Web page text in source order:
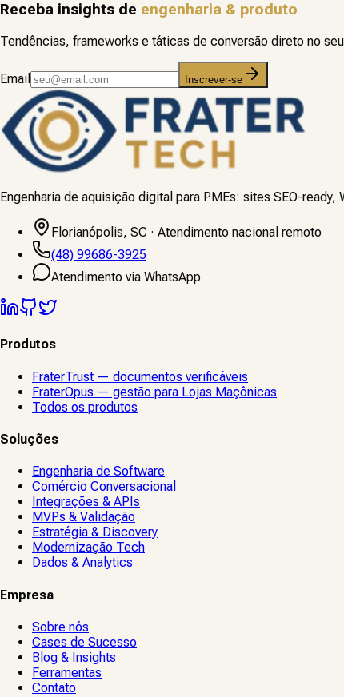
Receba insights de engenharia & produto
Tendências, frameworks e táticas de conversão direto no
Email Inscrever-se
Engenharia de aquisição digital para PMEs: sites SEO-
Florianópolis, SC · Atendimento nacional remoto
(48) 99686-3925
Atendimento via WhatsApp
Produtos
FraterTrust — documentos verificáveis
FraterOpus — gestão para Lojas Maçônicas
Todos os produtos
Soluções
Engenharia de Software
Comércio Conversacional
Integrações & APIs
MVPs & Validação
Estratégia & Discovery
Modernização Tech
Dados & Analytics
Empresa
Sobre nós
Cases de Sucesso
Blog & Insights
Ferramentas
Contato